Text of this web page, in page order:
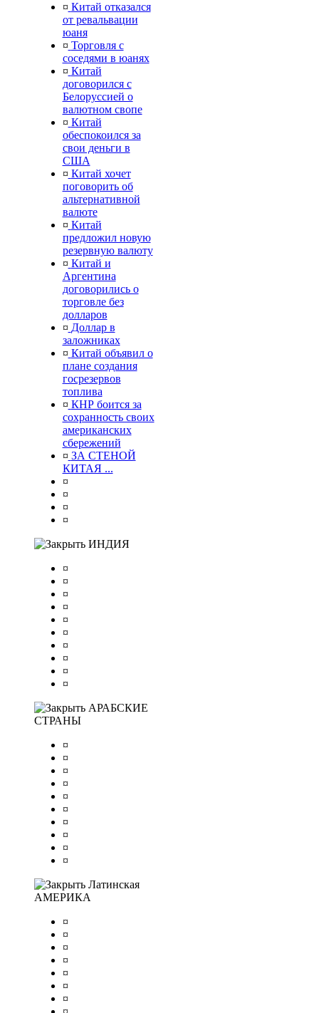
¤ Китай отказался
от ревальвации
юаня
¤ Торговля с
соседями в юанях
¤ Китай
договорился с
Белоруссией о
валютном свопе
¤ Китай
обеспокоился за
свои деньги в
США
¤ Китай хочет
поговорить об
альтернативной
валюте
¤ Китай
предложил новую
резервную валюту
¤ Китай и
Аргентина
договорились о
торговле без
долларов
¤ Доллар в
заложниках
¤ Китай объявил о
плане создания
госрезервов
топлива
¤ КНР боится за
сохранность своих
американских
сбережений
¤ ЗА СТЕНОЙ
КИТАЯ ...
¤
¤
¤
¤
ИНДИЯ
¤
¤
¤
¤
¤
¤
¤
¤
¤
¤
АРАБСКИЕ
СТРАНЫ
¤
¤
¤
¤
¤
¤
¤
¤
¤
¤
Латинская
АМЕРИКА
¤
¤
¤
¤
¤
¤
¤